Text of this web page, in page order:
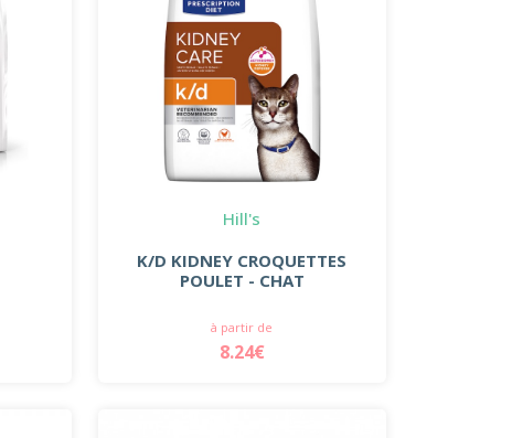
Hill's
K/D KIDNEY CROQUETTES
POULET - CHAT
à partir de
8.24€